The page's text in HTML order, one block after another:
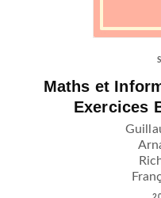
Maths et
Exercices